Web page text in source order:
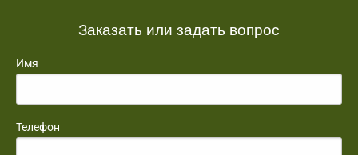
Заказать или задать вопрос
Имя
Телефон